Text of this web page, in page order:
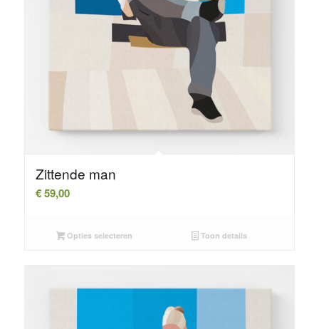
Zittende man
€59,00
Opties selecteren Toon details